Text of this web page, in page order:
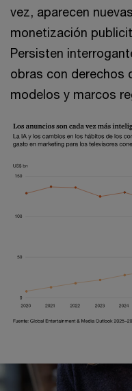
vez, aparecen
monetización
Persisten
obras con derechos
modelos y marcos